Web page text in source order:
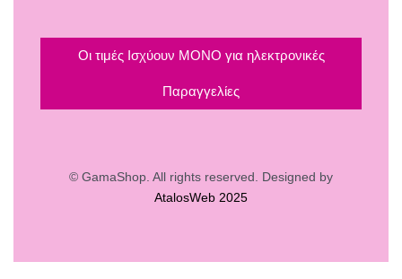
Οι τιμές Ισχύουν ΜΟΝΟ για ηλεκτρονικές
Παραγγελίες
© GamaShop. All rights reserved. Designed by
AtalosWeb 2025